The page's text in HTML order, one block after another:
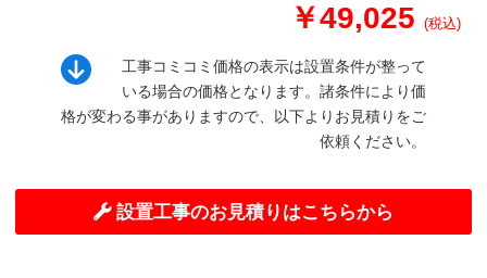
￥49,025 (税込)
工事コミコミ価格の表示は設置条件が整って
いる場合の価格となります。諸条件により価
格が変わる事がありますので、以下よりお見積りをご
依頼ください。